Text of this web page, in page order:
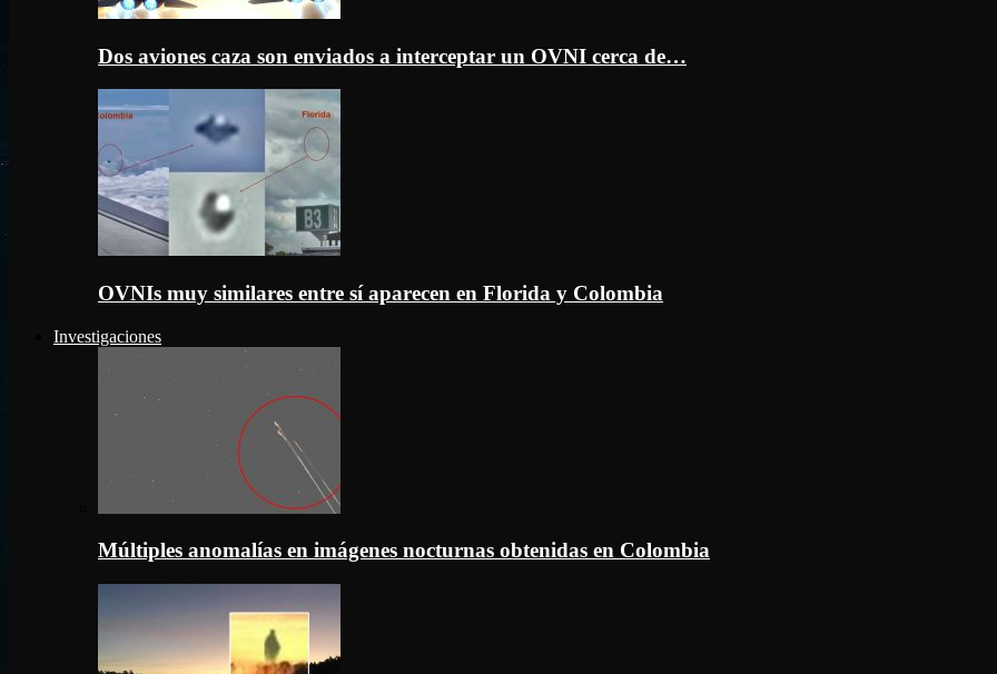
Dos aviones caza son enviados a interceptar un OVNI cerca de…
OVNIs muy similares entre sí aparecen en Florida y Colombia
Investigaciones
Múltiples anomalías en imágenes nocturnas obtenidas en Colombia